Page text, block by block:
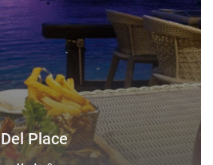
Del Place